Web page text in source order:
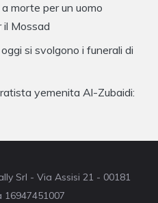
morte per un uomo
il Mossad
si svolgono i funerali di
yemenita Al-Zubaidi:
Srl - Via Assisi 21 - 00181
16947451007